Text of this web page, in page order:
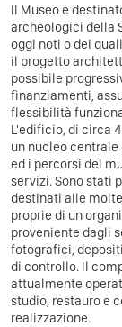
Il Museo è
archeologici della
oggi noti o dei
il progetto
possibile
fìnanziamenti,
flessibilità
L'edificio, di circa
un nucleo
ed i percorsi del
servizi. Sono stati
destinati alle
proprie di un
proveniente dagli
fotografici,
di controllo. Il
attualmente
studio, restauro e
realizzazione.